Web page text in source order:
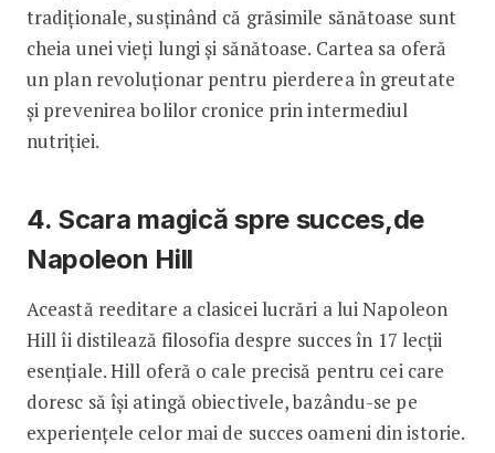
tradiționale, susținând că grăsimile sănătoase sunt
cheia unei vieți lungi și sănătoase. Cartea sa oferă
un plan revoluționar pentru pierderea în greutate
și prevenirea bolilor cronice prin intermediul
nutriției.
4. Scara magică spre succes,de
Napoleon Hill
Această reeditare a clasicei lucrări a lui Napoleon
Hill îi distilează filosofia despre succes în 17 lecții
esențiale. Hill oferă o cale precisă pentru cei care
doresc să își atingă obiectivele, bazându-se pe
experiențele celor mai de succes oameni din istorie.